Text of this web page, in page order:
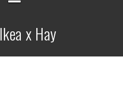
Ikea x Hay